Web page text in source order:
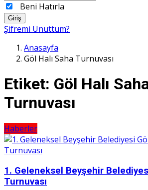
Beni Hatırla
Giriş
Şifremi Unuttum?
Anasayfa
Göl Halı Saha Turnuvası
Etiket: Göl Halı
Turnuvası
Haberler
1. Geleneksel Beyşehir
Turnuvası